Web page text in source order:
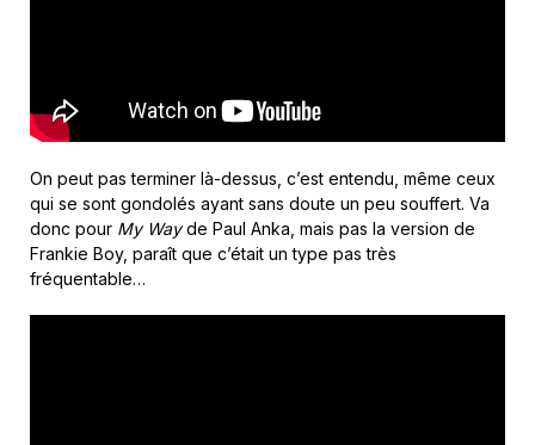
On peut pas terminer là-dessus, c’est entendu, même ceux
qui se sont gondolés ayant sans doute un peu souffert. Va
donc pour My Wayde Paul Anka, mais pas la version de
Frankie Boy, paraît que c’était un type pas très
fréquentable…